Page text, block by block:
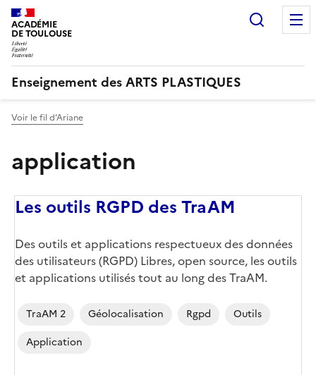
ACADÉMIE
DE TOULOUSE
Enseignement des ARTS PLASTIQUES
Voir le fil d’Ariane
application
Les outils RGPD des TraAM
Corps
Des outils et applications respectueux des données
des utilisateurs (RGPD) Libres, open source, les outils
et applications utilisés tout au long des TraAM.
TraAM 2 Géolocalisation Rgpd
Outils
Application